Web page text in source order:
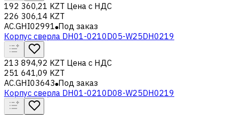
192 360,21 KZT Цена с НДС
226 306,14 KZT
AC.GHI02991 Под заказ
Корпус сверла DH01-0210D05-W25DH0219
213 894,92 KZT Цена с НДС
251 641,09 KZT
AC.GHI03643 Под заказ
Корпус сверла DH01-0210D08-W25DH0219